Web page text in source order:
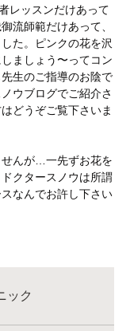
レッスンだけあって
流師範だけあって、
た。ピンクの花を沢
ましょう〜ってコン
生のご指導のお陰で
ウブログでご紹介さ
どうぞご覧下さいま
せんが…一先ずお花を
クタースノウは所謂
なんでお許し下さい
ック